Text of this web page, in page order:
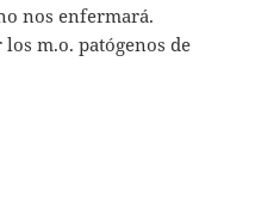
nos enfermará.
m.o. patógenos de